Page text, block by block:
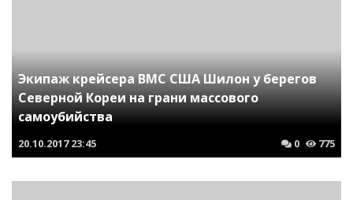
Экипаж крейсера ВМС США Шилон у берегов
Северной Кореи на грани массового
самоубийства
20.10.2017 23:45 0 775